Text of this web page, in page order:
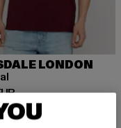
LONDON
hinta: 19,99 EUR